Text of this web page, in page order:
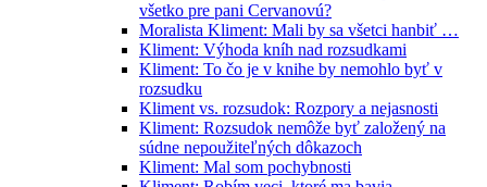
všetko pre pani Cervanovú?
Moralista Kliment: Mali by sa všetci hanbiť …
Kliment: Výhoda kníh nad rozsudkami
Kliment: To čo je v knihe by nemohlo byť v
rozsudku
Kliment vs. rozsudok: Rozpory a nejasnosti
Kliment: Rozsudok nemôže byť založený na
súdne nepoužiteľných dôkazoch
Kliment: Mal som pochybnosti